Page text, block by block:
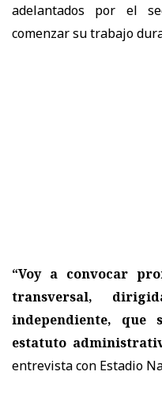
adelantados por el
comenzar su trabajo
“Voy a convocar
transversal,
independiente, que
estatuto
entrevista con Estadio